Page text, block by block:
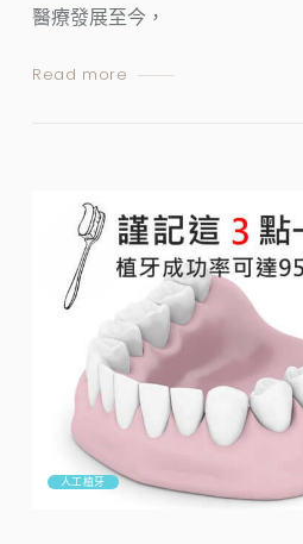
醫療發展至今，
Read more
人工植牙